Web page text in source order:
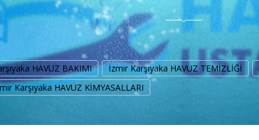
HAVUZ BAKIMI İzmir Karşıyaka HAVUZ TEMİZLİĞİ
Karşıyaka HAVUZ KİMYASALLARI